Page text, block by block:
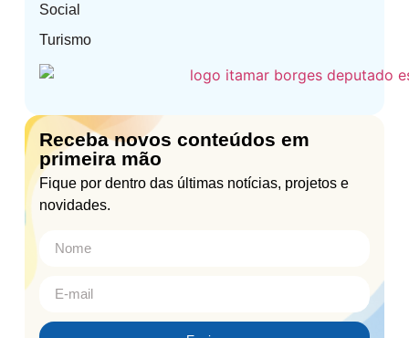
Social
Turismo
Receba novos conteúdos em
primeira mão
Fique por dentro das últimas notícias, projetos e
novidades.